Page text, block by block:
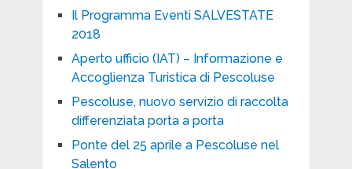
Il Programma Eventi SALVESTATE
2018
Aperto ufficio (IAT) – Informazione e
Accoglienza Turistica di Pescoluse
Pescoluse, nuovo servizio di raccolta
differenziata porta a porta
Ponte del 25 aprile a Pescoluse nel
Salento